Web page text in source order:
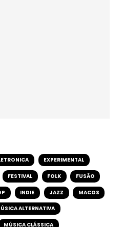
EXPERIMENTAL
FESTIVAL FOLK FUSÃO
INDIE JAZZ MACOS
ALTERNATIVA
MÚSICA CLÁSSICA